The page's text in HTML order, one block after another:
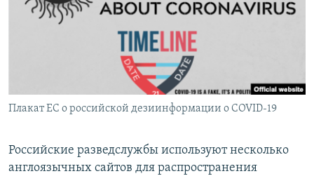
ПОДПИШИТЕСЬ НА РАССЫЛКУ
Все сайты РСЕ/РС
Плакат ЕС о российской дезиинформации о COVID-19
Российские разведслужбы используют несколько
англоязычных сайтов для распространения